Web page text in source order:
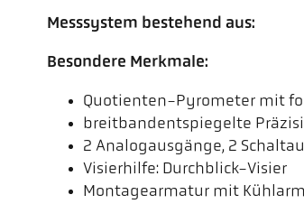
Messsystem bestehend aus:
Besondere Merkmale:
Quotienten-Pyrometer mit
breitbandentspiegelte
2 Analogausgänge, 2
Visierhilfe: Durchblick-Visier
Montagearmatur mit